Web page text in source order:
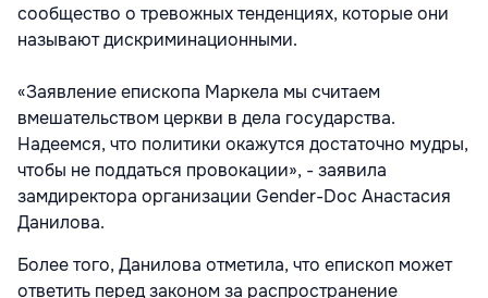
сообщество о тревожных тенденциях, которые они
называют дискриминационными.
«Заявление епископа Маркела мы считаем
вмешательством церкви в дела государства.
Надеемся, что политики окажутся достаточно мудры,
чтобы не поддаться провокации», - заявила
замдиректора организации Gender-Doc Анастасия
Данилова.
Более того, Данилова отметила, что епископ может
ответить перед законом за распространение